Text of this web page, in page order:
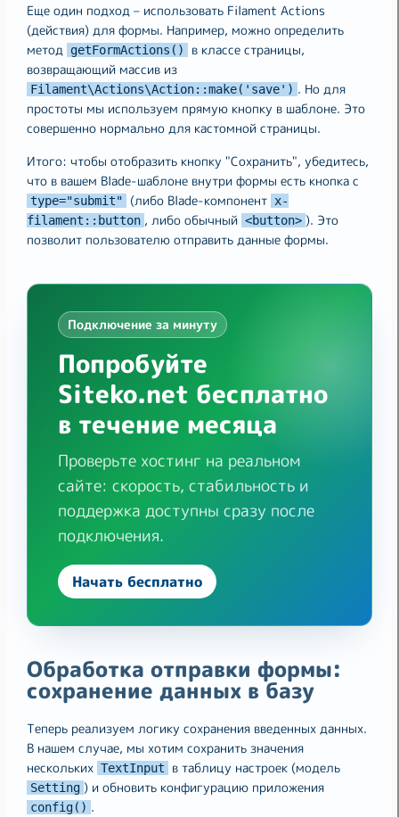
Еще один подход – использовать Filament Actions
(действия) для формы. Например, можно определить
метод getFormActions()
в классе страницы,
возвращающий массив из
Filament\Actions\Action::make('save') . Но для
простоты мы используем прямую кнопку в шаблоне. Это
совершенно нормально для кастомной страницы.
Итого: чтобы отобразить кнопку "Сохранить", убедитесь,
что в вашем Blade-шаблоне внутри формы есть кнопка с
type="submit" (либо Blade-компонент x-
filament::button , либо обычный <button> ). Это
позволит пользователю отправить данные формы.
Подключение за минуту
Попробуйте
Siteko.net бесплатно
в течение месяца
Проверьте хостинг на реальном
сайте: скорость, стабильность и
поддержка доступны сразу после
подключения.
Начать бесплатно
Обработка отправки формы:
сохранение данных в базу
Теперь реализуем логику сохранения введенных данных.
В нашем случае, мы хотим сохранить значения
нескольких TextInput в таблицу настроек (модель
Setting ) и обновить конфигурацию приложения
config() .